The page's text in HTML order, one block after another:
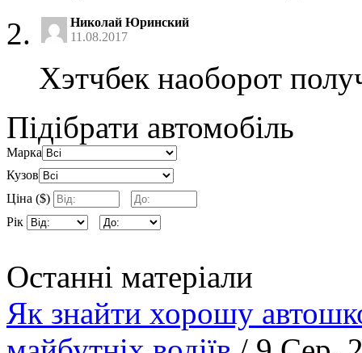
Николай Юринский
11.08.2017
Хэтчбек наоборот
Підібрати автомобіль
Марка
Кузов
Ціна ($)
Рік
Останні матеріали
Як знайти хорошу